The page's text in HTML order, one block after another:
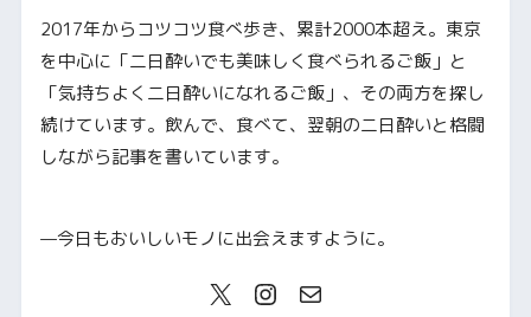
2017年からコツコツ食べ歩き、累計2000本超え。東京
を中心に「二日酔いでも美味しく食べられるご飯」と
「気持ちよく二日酔いになれるご飯」、その両方を探し
続けています。飲んで、食べて、翌朝の二日酔いと格闘
しながら記事を書いています。
—今日もおいしいモノに出会えますように。